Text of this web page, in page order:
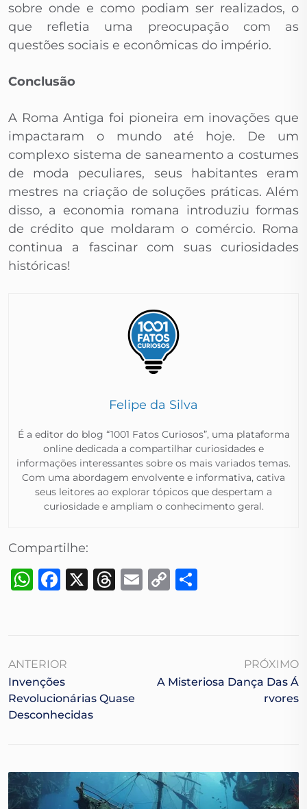
sobre onde e como podiam ser realizados, o
que refletia uma preocupação com as
questões sociais e econômicas do império.
Conclusão
A Roma Antiga foi pioneira em inovações que
impactaram o mundo até hoje. De um
complexo sistema de saneamento a costumes
de moda peculiares, seus habitantes eram
mestres na criação de soluções práticas. Além
disso, a economia romana introduziu formas
de crédito que moldaram o comércio. Roma
continua a fascinar com suas curiosidades
históricas!
Felipe da Silva
É a editor do blog “1001 Fatos Curiosos”, uma plataforma
online dedicada a compartilhar curiosidades e
informações interessantes sobre os mais variados temas.
Com uma abordagem envolvente e informativa, cativa
seus leitores ao explorar tópicos que despertam a
curiosidade e ampliam o conhecimento geral.​
Compartilhe:
WhatsApp
Facebook
X Threads
Email
Copy
ANTERIOR
Invenções
Revolucionárias Quase
Desconhecidas
PRÓXIMO
A Misteriosa Dança Das Á
Rvores